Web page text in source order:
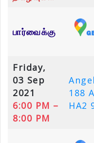
பார்வைக்கு
Friday,
03 Sep
2021
6:00 PM –
8:00 PM
188
HA2